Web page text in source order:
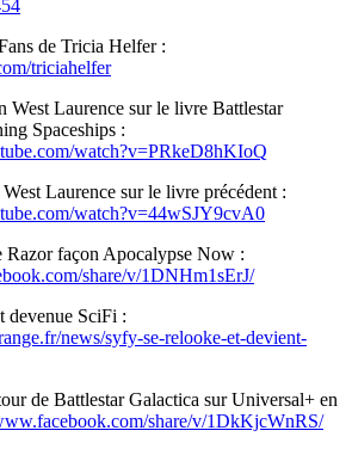
de Tricia Helfer :
triciahelfer
West Laurence sur le livre Battlestar
Spaceships :
watch?v=PRkeD8hKIoQ
Laurence sur le livre précédent :
watch?v=44wSJY9cvA0
Razor façon Apocalypse Now :
share/v/1DNHm1sErJ/
devenue SciFi :
news/syfy-se-relooke-et-devient-
de Battlestar Galactica sur Universal+ en
share/v/1DkKjcWnRS/